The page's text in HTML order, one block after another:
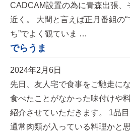
CADCAM設置の為に青森出張、
近く。 大間と言えば正月番組の
ち”でよく観ていま …
でらうま
2024年2月6日
先日、友人宅で食事をご馳走に
食べたことがなかった味付けや
紹介させていただきます。 1品
通常肉類が入っている料理かと